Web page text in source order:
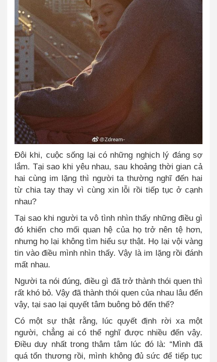
Đôi khi, cuộc sống lại có những nghịch lý đáng sợ
lắm. Tại sao khi yêu nhau, sau khoảng thời gian cả
hai cùng im lặng thì người ta thường nghĩ đến hai
từ chia tay thay vì cùng xin lỗi rồi tiếp tục ở cạnh
nhau?
Tại sao khi người ta vô tình nhìn thấy những điều gì
đó khiến cho mối quan hệ của họ trở nên tệ hơn,
nhưng họ lại không tìm hiểu sự thật. Họ lại vội vàng
tin vào điều mình nhìn thấy. Vậy là im lặng rồi đánh
mất nhau.
Người ta nói đúng, điều gì đã trở thành thói quen thì
rất khó bỏ. Vậy đã thành thói quen của nhau lâu đến
vậy, tại sao lại quyết tâm buông bỏ đến thế?
Có một sự thật rằng, lúc quyết định rời xa một
người, chẳng ai có thể nghĩ được nhiều đến vậy.
Điều duy nhất trong thâm tâm lúc đó là: “Mình đã
quá tổn thương rồi, mình không đủ sức để tiếp tục